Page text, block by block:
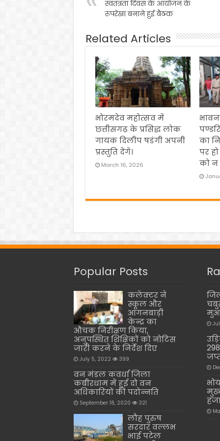
स्वतंत्रता दिवस के आयोजन के
रूपरेखा बनाने हुई बैठक
Related Articles
भोरमदेव महोत्सव में
छत्तीसगढ़ के प्रसिद्ध लोक
गायक दिलीप षडंगी अपनी
प्रस्तुति देंगे।
March 16, 2026
का
पर
को न
Popular Posts
कलेक्टर ने
स्कूल और
आंगनबाड़ी
केन्द्र का
औचक निरीक्षण किया,
अनुपस्थित शिक्षिकों को नोटिस
जारी करने के निर्देश दिए
July 5, 2022 399
वन मंडल कवर्धा जिला
कबीरधाम में हुई दो वन
अधिकारियों की पदोन्नति
September 18, 2020 321
लौह पुरुष
सरदार वल्लभ
भाई पटेल